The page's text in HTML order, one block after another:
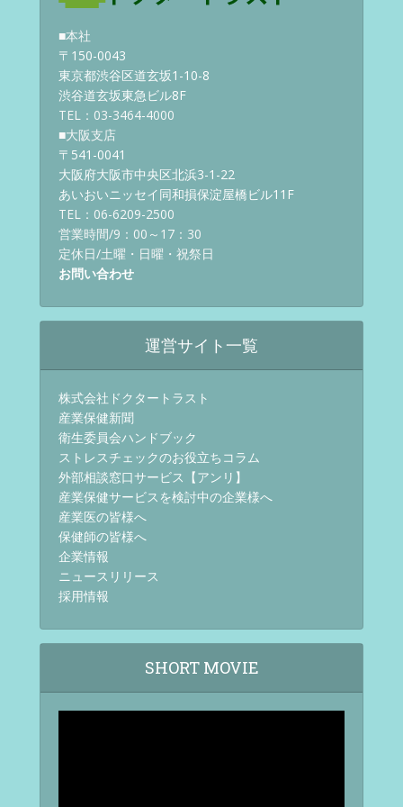
■本社
〒150-0043
東京都渋谷区道玄坂1-10-8
渋谷道玄坂東急ビル8F
TEL：03-3464-4000
■大阪支店
〒541-0041
大阪府大阪市中央区北浜3-1-22
あいおいニッセイ同和損保淀屋橋ビル11F
TEL：06-6209-2500
営業時間/9：00～17：30
定休日/土曜・日曜・祝祭日
お問い合わせ
運営サイト一覧
株式会社ドクタートラスト
産業保健新聞
衛生委員会ハンドブック
ストレスチェックのお役立ちコラム
外部相談窓口サービス【アンリ】
産業保健サービスを検討中の企業様へ
産業医の皆様へ
保健師の皆様へ
企業情報
ニュースリリース
採用情報
SHORT MOVIE